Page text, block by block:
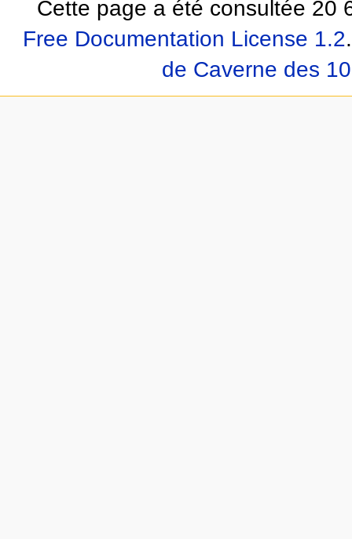
Cette page a été consultée 20
Free Documentation License 1.2.
de Caverne des